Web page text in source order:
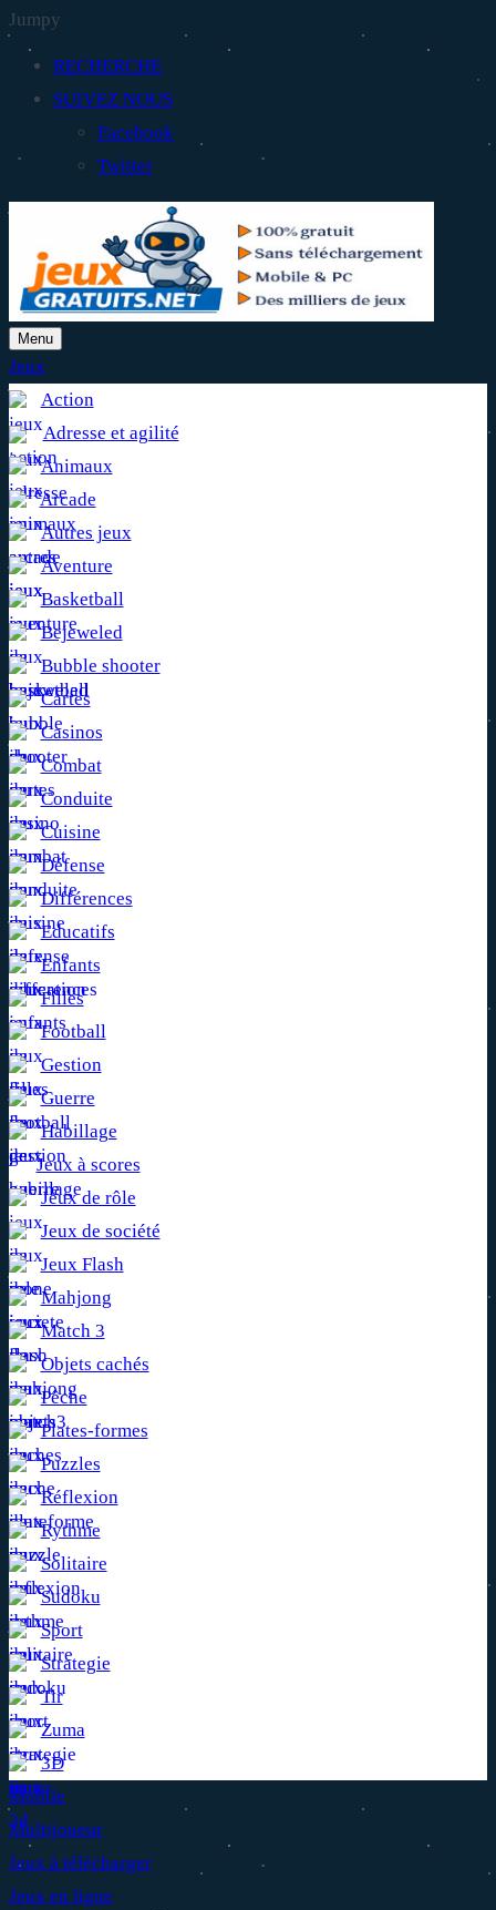
Jumpy
RECHERCHE
SUIVEZ NOUS
Facebook
Twitter
Menu
Jeux
Action
Adresse et agilité
Animaux
Arcade
Autres jeux
Aventure
Basketball
Bejeweled
Bubble shooter
Cartes
Casinos
Combat
Conduite
Cuisine
Défense
Différences
Educatifs
Enfants
Filles
Football
Gestion
Guerre
Habillage
Jeux à scores
Jeux de rôle
Jeux de société
Jeux Flash
Mahjong
Match 3
Objets cachés
Pêche
Plates-formes
Puzzles
Réflexion
Rythme
Solitaire
Sudoku
Sport
Strategie
Tir
Zuma
3D
Mobile
Multijoueur
Jeux à télécharger
Jeux en ligne